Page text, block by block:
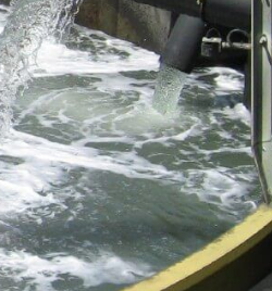
y Tecnología de
Alimentos